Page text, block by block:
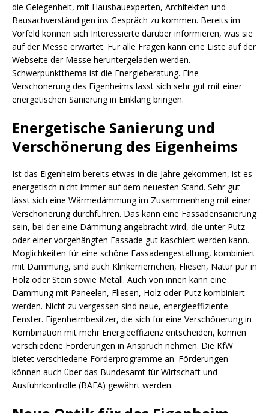
die Gelegenheit, mit Hausbauexperten, Architekten und
Bausachverständigen ins Gespräch zu kommen. Bereits im
Vorfeld können sich Interessierte darüber informieren, was sie
auf der Messe erwartet. Für alle Fragen kann eine Liste auf der
Webseite der Messe heruntergeladen werden.
Schwerpunktthema ist die Energieberatung. Eine
Verschönerung des Eigenheims lässt sich sehr gut mit einer
energetischen Sanierung in Einklang bringen.
Energetische Sanierung und
Verschönerung des Eigenheims
Ist das Eigenheim bereits etwas in die Jahre gekommen, ist es
energetisch nicht immer auf dem neuesten Stand. Sehr gut
lässt sich eine Wärmedämmung im Zusammenhang mit einer
Verschönerung durchführen. Das kann eine Fassadensanierung
sein, bei der eine Dämmung angebracht wird, die unter Putz
oder einer vorgehängten Fassade gut kaschiert werden kann.
Möglichkeiten für eine schöne Fassadengestaltung, kombiniert
mit Dämmung, sind auch Klinkerriemchen, Fliesen, Natur pur in
Holz oder Stein sowie Metall. Auch von innen kann eine
Dämmung mit Paneelen, Fliesen, Holz oder Putz kombiniert
werden. Nicht zu vergessen sind neue, energieeffiziente
Fenster. Eigenheimbesitzer, die sich für eine Verschönerung in
Kombination mit mehr Energieeffizienz entscheiden, können
verschiedene Förderungen in Anspruch nehmen. Die KfW
bietet verschiedene Förderprogramme an. Förderungen
können auch über das Bundesamt für Wirtschaft und
Ausfuhrkontrolle (BAFA) gewährt werden.